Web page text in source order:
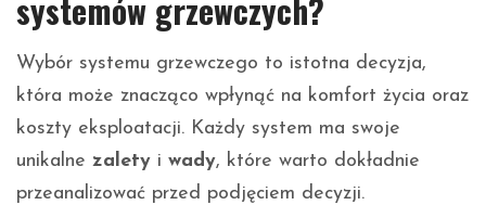
systemów grzewczych?
Wybór systemu grzewczego to istotna decyzja,
która może znacząco wpłynąć na komfort życia oraz
koszty eksploatacji. Każdy system ma swoje
unikalne zalety i wady, które warto dokładnie
przeanalizować przed podjęciem decyzji.